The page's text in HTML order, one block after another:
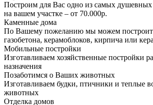
Построим для Вас одно из самых
на вашем участке – от 70.000р.
Каменные дома
По Вашему пожеланию мы можем
газобетона, керамоблоков, кирпича или
Мобильные постройки
Изготавливаем хозяйственные постройки
назначения
Позаботимся о Ваших животных
Изготавливаем будки, птичники и теплые
животных
Отделка домов